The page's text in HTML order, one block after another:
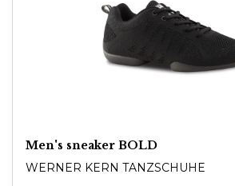
Men's sneaker BOLD
WERNER KERN TANZSCHUHE